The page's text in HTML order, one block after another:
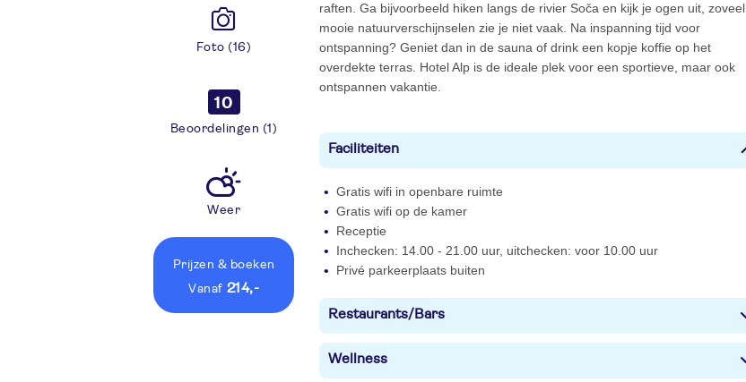
Foto (16)
10
Beoordelingen (1)
Weer
Prijzen & boeken
vanaf 214,-
raften. Ga bijvoorbeeld hiken langs de rivier Soča en kijk je ogen uit, zoveel
mooie natuurverschijnselen zie je niet vaak. Na inspanning tijd voor
ontspanning? Geniet dan in de sauna of drink een kopje koffie op het
overdekte terras. Hotel Alp is de ideale plek voor een sportieve, maar ook
ontspannen vakantie.
Faciliteiten
Gratis wifi in openbare ruimte
Gratis wifi op de kamer
Receptie
Inchecken: 14.00 - 21.00 uur, uitchecken: voor 10.00 uur
Privé parkeerplaats buiten
Restaurants/Bars
Wellness